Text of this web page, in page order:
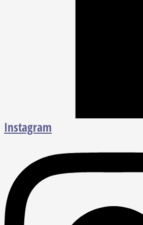
Instagram